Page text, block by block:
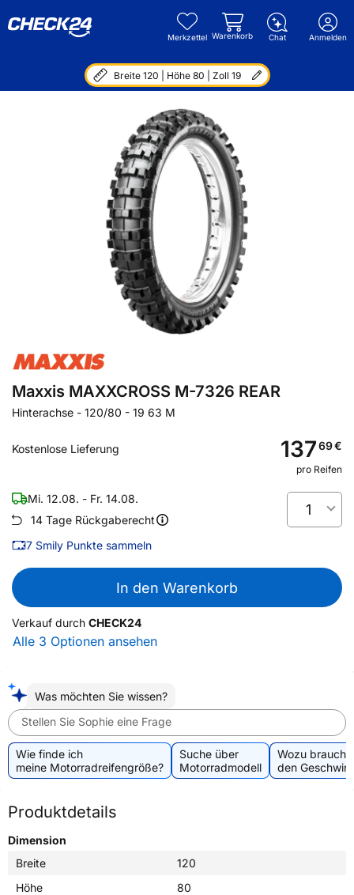
Merkzettel Warenkorb Chat Anmelden
Breite 120 | Höhe 80 | Zoll 19
Maxxis MAXXCROSS M-7326 REAR
Hinterachse - 120/80 - 19 63 M
Kostenlose Lieferung 13769€
pro Reifen
Mi. 12.08. - Fr. 14.08.
14 Tage Rückgaberecht
7 Smily Punkte sammeln
1
In den Warenkorb
Verkauf durch CHECK24
Alle 3 Optionen ansehen
Was möchten Sie wissen?
Stellen Sie Sophie eine Frage
Wie finde ich
meine Motorradreifengröße?
Suche über
Motorradmodell
Wozu
den
Produktdetails
Dimension
Breite
120
Höhe
80